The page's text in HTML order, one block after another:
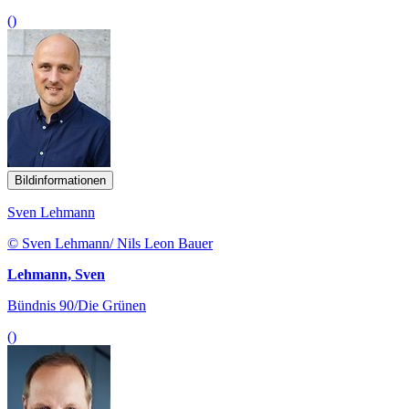
()
Bildinformationen
Sven Lehmann
© Sven Lehmann/ Nils Leon Bauer
Lehmann, Sven
Bündnis 90/Die Grünen
()